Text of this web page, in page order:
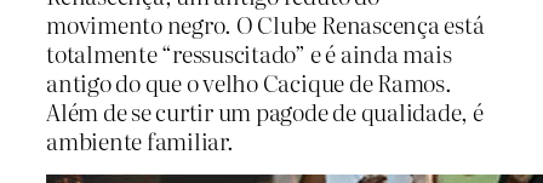
movimento negro. O Clube Renascença está
totalmente “ressuscitado” e é ainda mais
antigo do que o velho Cacique de Ramos.
Além de se curtir um pagode de qualidade, é
ambiente familiar.